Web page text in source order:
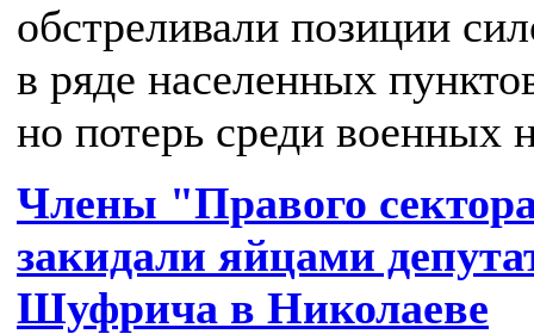
обстреливали позиции
в ряде населенных
но потерь среди военных
Члены "Правого
закидали яйцами
Шуфрича в Николаеве